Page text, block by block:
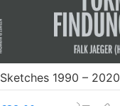
Sketches 1990 – 2020